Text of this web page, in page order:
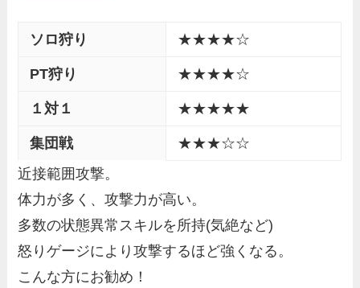
ソロ狩り ★★★★☆
PT狩り ★★★★☆
１対１ ★★★★★
集団戦
★★★☆☆
近接範囲攻撃。
体力が多く、攻撃力が高い。
多数の状態異常スキルを所持(気絶など)
怒りゲージにより攻撃するほど強くなる。
こんな方にお勧め！